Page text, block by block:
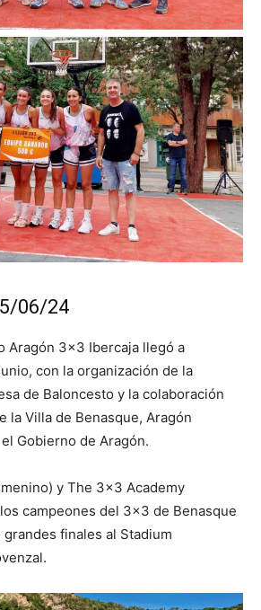
06/24
Aragón 3×3 Ibercaja llegó a
con la organización de la
de Baloncesto y la colaboración
la Villa de Benasque, Aragón
Gobierno de Aragón.
y The 3×3 Academy
campeones del 3×3 de Benasque
finales al Stadium